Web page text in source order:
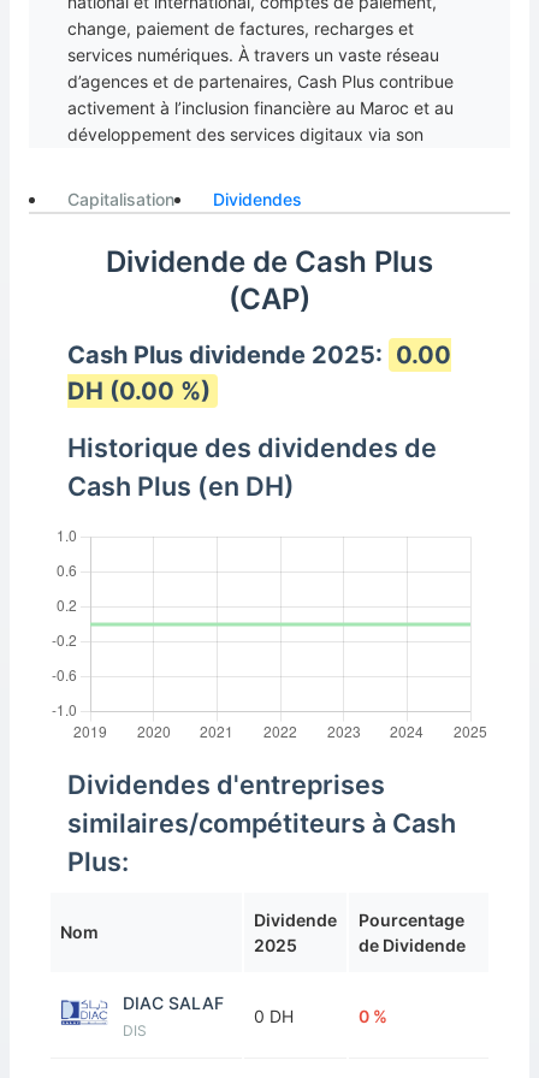
change, paiement de factures, recharges et
services numériques. À travers un vaste réseau
d’agences et de partenaires, Cash Plus contribue
activement à l’inclusion financière au Maroc et au
développement des services digitaux via son
Capitalisation
Dividendes
Dividende de Cash Plus
(CAP)
Cash Plus dividende 2025: 0.00
DH (0.00 %)
Historique des dividendes de
Cash Plus (en DH)
Dividendes d'entreprises
similaires/compétiteurs à Cash
Plus:
Nom
Dividende
2025
Pourcentage
de Dividende
DIAC SALAF
DIS
0 DH 0 %